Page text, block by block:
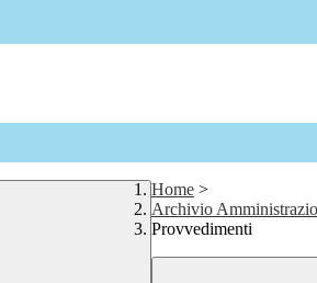
Home >
Archivio
Provvedimenti